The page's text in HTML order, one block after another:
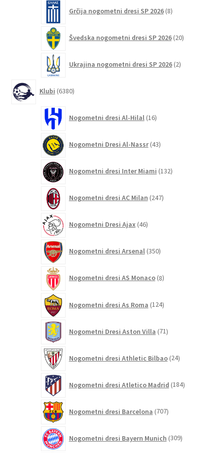
Grčija nogometni dresi SP 2026 8izdelkov
Švedska nogometni dresi SP 2026 20izdelkov
Ukrajina nogometni dresi SP 2026 2izdelka
Klubi 6380izdelkov
Nogometni dresi Al-Hilal 16izdelkov
Nogometni Dresi Al-Nassr 43izdelkov
Nogometni dresi Inter Miami 132izdelkov
Nogometni dresi AC Milan 247izdelkov
Nogometni Dresi Ajax 46izdelkov
Nogometni dresi Arsenal 350izdelkov
Nogometni dresi AS Monaco 8izdelkov
Nogometni dresi As Roma 124izdelkov
Nogometni Dresi Aston Villa 71izdelkov
Nogometni dresi Athletic Bilbao 24izdelkov
Nogometni dresi Atletico Madrid 184izdelkov
Nogometni dresi Barcelona 707izdelkov
Nogometni dresi Bayern Munich 309izdelkov